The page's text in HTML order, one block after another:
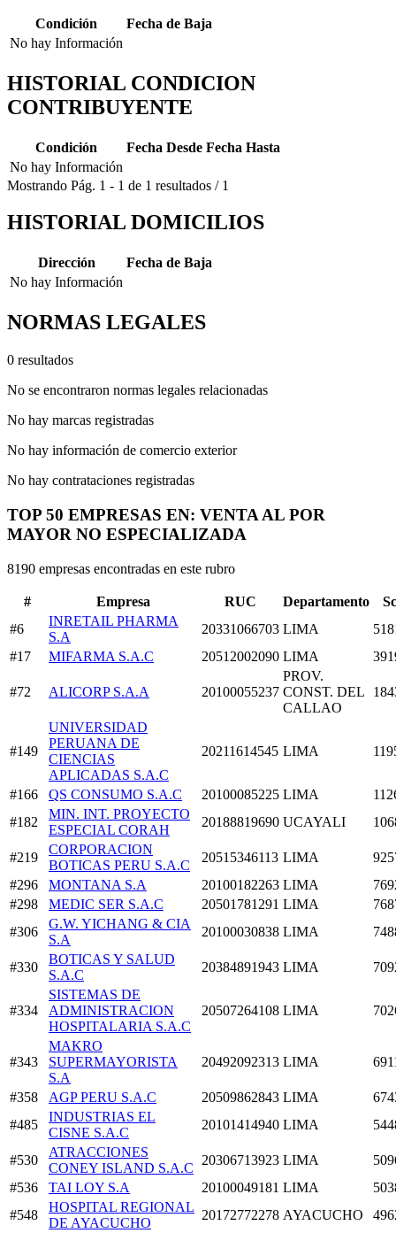
Condición
Fecha de Baja
No hay Información
HISTORIAL CONDICION
CONTRIBUYENTE
Condición Fecha Desde Fecha Hasta
No hay Información
Mostrando Pág. 1 - 1 de 1 resultados / 1
HISTORIAL DOMICILIOS
Dirección
Fecha de Baja
No hay Información
NORMAS LEGALES
0 resultados
No se encontraron normas legales relacionadas
No hay marcas registradas
No hay información de comercio exterior
No hay contrataciones registradas
TOP 50 EMPRESAS EN: VENTA AL POR
MAYOR NO ESPECIALIZADA
8190 empresas encontradas en este rubro
# Empresa RUC Departamento
#6
INRETAIL PHARMA
S.A
20331066703 LIMA
#17
MIFARMA S.A.C 20512002090 LIMA
#72 ALICORP S.A.A 20100055237
PROV.
CONST. DEL
CALLAO
#149
UNIVERSIDAD
PERUANA DE
CIENCIAS
APLICADAS S.A.C
20211614545 LIMA
#166 QS CONSUMO S.A.C 20100085225 LIMA
#182
MIN. INT. PROYECTO
ESPECIAL CORAH
20188819690 UCAYALI
#219
CORPORACION
BOTICAS PERU S.A.C
20515346113 LIMA
#296
MONTANA S.A 20100182263 LIMA
#298
MEDIC SER S.A.C 20501781291 LIMA
#306
G.W. YICHANG & CIA
S.A
20100030838 LIMA
#330
BOTICAS Y SALUD
S.A.C
20384891943 LIMA
#334
SISTEMAS DE
ADMINISTRACION
HOSPITALARIA S.A.C
20507264108 LIMA
#343
MAKRO
SUPERMAYORISTA
S.A
20492092313 LIMA
#358 AGP PERU S.A.C 20509862843 LIMA
#485
INDUSTRIAS EL
CISNE S.A.C
20101414940 LIMA
#530
ATRACCIONES
CONEY ISLAND S.A.C
20306713923 LIMA
#536
TAI LOY S.A 20100049181 LIMA
#548
HOSPITAL REGIONAL
DE AYACUCHO
20172772278 AYACUCHO